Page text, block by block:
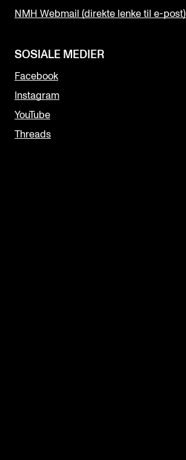
NMH Webmail (direkte lenke til e-post)
SOSIALE MEDIER
Facebook
Instagram
YouTube
Threads